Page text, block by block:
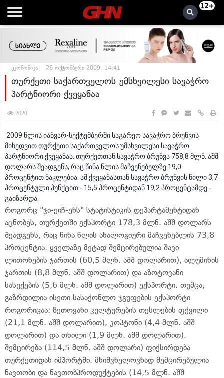
12+
ეკონომიკა 26 ოქტომბერი 2009, 14:41
თურქეთი საქართველოს უმსხვილესი სავაჭრო
პარტნიორი ქვეყანაა
2020
2009 წლის იანვარ-სექტემბერში საგარეო სავაჭრო ბრუნვის
მიხედვით თურქეთი საქართველოს უმსხვილესი სავაჭრო
პარტნიორი ქვეყანაა. თურქეთთან სავაჭრო ბრუნვა 758,8 მლნ. აშშ
დოლარს შეადგენს, რაც წინა წლის მაჩვენებელზე 19,0
პროცენტით ნაკლებია. ამ ქვეყანასთან სავაჭრო ბრუნვის წილი 3,7
პროცენტული პუნქტით - 15,5 პროცენტიდან 19,2 პროცენტამდე -
გაიზარდა.
როგორც "ჯი-ეიჩ-ენს" სტატისტიკის დეპარტამენტიდან
აცნობეს, თურქეთში ექსპორტი 178,3 მლნ. აშშ დოლარს
შეადგენს, რაც წინა წლის ანალოგიური მაჩვენებლის 73,8
პროცენტია. ყველაზე მეტად შემცირებულია შავი
ლითონების ჯართის (60,5 მლნ. აშშ დოლარით), ალუმინის
ჯართის (8,8 მლნ. აშშ დოლარით) და აზოტოვანი
სასუქების (5,6 მლნ. აშშ დოლარით) ექსპორტი. თუმცა,
გაზრდილია ისეთი სასაქონლო ჯგუფების ექსპორტი
როგორიცაა: ზეთოვანი კულტურების თესლების ფქვილი
(21,1 მლნ. აშშ დოლარით), კოპტონი (4,4 მლნ. აშშ
დოლარით) და თხილი (1,9 მლნ. აშშ დოლარით).
შემცირება (114,5 მლნ. აშშ დოლარი) ფიქსირდება
თურქეთიდან იმპორტში. მნიშვნელოვნად შემცირებულია
ნავთობი და ნავთობპროდუქტების (14,5 მლნ. აშშ